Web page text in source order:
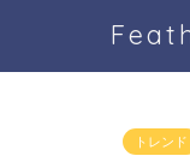
トレンド